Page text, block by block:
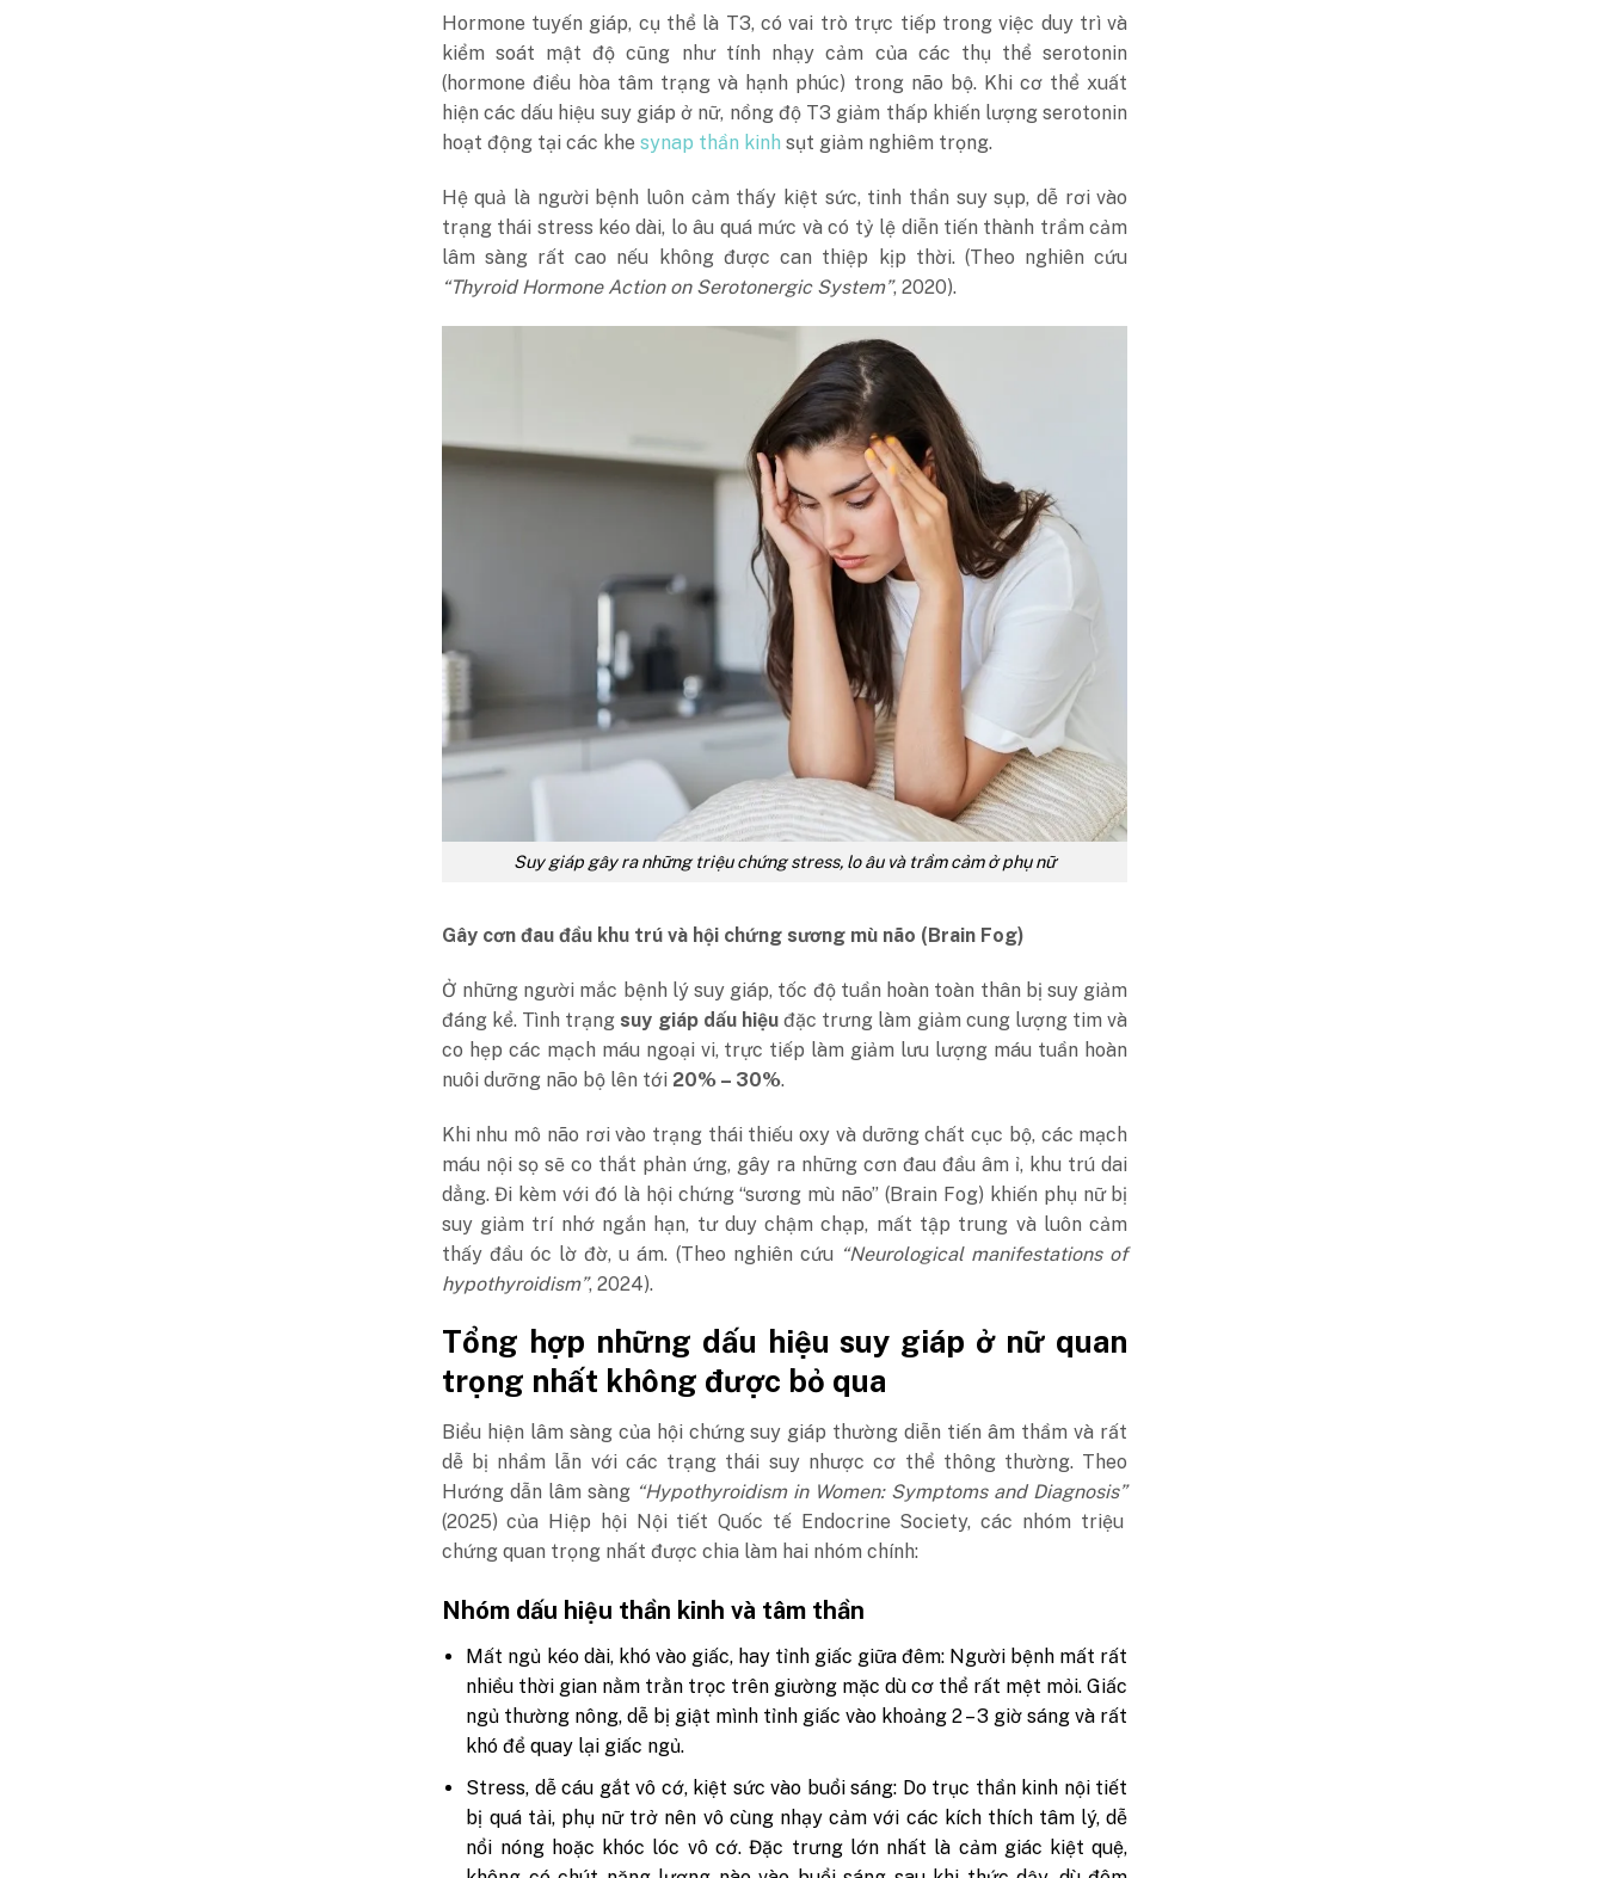
Hormone tuyến giáp, cụ thể là T3, có vai trò trực tiếp trong việc duy trì và
kiểm soát mật độ cũng như tính nhạy cảm của các thụ thể serotonin
(hormone điều hòa tâm trạng và hạnh phúc) trong não bộ. Khi cơ thể xuất
hiện cácdấu hiệu suy giáp ở nữ, nồng độ T3 giảm thấp khiến lượng serotonin
hoạt động tại các khe synap thần kinh sụt giảm nghiêm trọng.
Hệ quả là người bệnh luôn cảm thấy kiệt sức, tinh thần suy sụp, dễ rơi vào
trạng thái stress kéo dài, lo âu quá mức và có tỷ lệ diễn tiến thành trầm cảm
lâm sàng rất cao nếu không được can thiệp kịp thời. (Theo nghiên cứu
“Thyroid Hormone Action on Serotonergic System”, 2020).
Suy giáp gây ra những triệu chứng stress, lo âu và trầm cảm ở phụ nữ
Gây cơn đau đầu khu trú và hội chứng sương mù não (Brain Fog)
Ở những người mắc bệnh lý suy giáp, tốc độ tuần hoàn toàn thân bị suy giảm
đáng kể. Tình trạng suy giáp dấu hiệuđặc trưng làm giảm cung lượng tim và
co hẹp các mạch máu ngoại vi, trực tiếp làm giảm lưu lượng máu tuần hoàn
nuôi dưỡng não bộ lên tới 20% – 30%.
Khi nhu mô não rơi vào trạng thái thiếu oxy và dưỡng chất cục bộ, các mạch
máu nội sọ sẽ co thắt phản ứng, gây ra những cơn đau đầu âm ỉ, khu trú dai
dẳng. Đi kèm với đó là hội chứng “sương mù não” (Brain Fog) khiến phụ nữ bị
suy giảm trí nhớ ngắn hạn, tư duy chậm chạp, mất tập trung và luôn cảm
thấy đầu óc lờ đờ, u ám. (Theo nghiên cứu “Neurological manifestations of
hypothyroidism”, 2024).
Tổng hợp những dấu hiệu suy giáp ở nữ quan
trọng nhất không được bỏ qua
Biểu hiện lâm sàng của hội chứng suy giáp thường diễn tiến âm thầm và rất
dễ bị nhầm lẫn với các trạng thái suy nhược cơ thể thông thường. Theo
Hướng dẫn lâm sàng “Hypothyroidism in Women: Symptoms and Diagnosis”
(2025) của Hiệp hội Nội tiết Quốc tế Endocrine Society, các nhóm triệu
chứng quan trọng nhất được chia làm hai nhóm chính:
Nhóm dấu hiệu thần kinh và tâm thần
Mất ngủ kéo dài, khó vào giấc, hay tỉnh giấc giữa đêm: Người bệnh mất rất
nhiều thời gian nằm trằn trọc trên giường mặc dù cơ thể rất mệt mỏi. Giấc
ngủ thường nông, dễ bị giật mình tỉnh giấc vào khoảng 2 – 3 giờ sáng và rất
khó để quay lại giấc ngủ.
Stress, dễ cáu gắt vô cớ, kiệt sức vào buổi sáng: Do trục thần kinh nội tiết
bị quá tải, phụ nữ trở nên vô cùng nhạy cảm với các kích thích tâm lý, dễ
nổi nóng hoặc khóc lóc vô cớ. Đặc trưng lớn nhất là cảm giác kiệt quệ,